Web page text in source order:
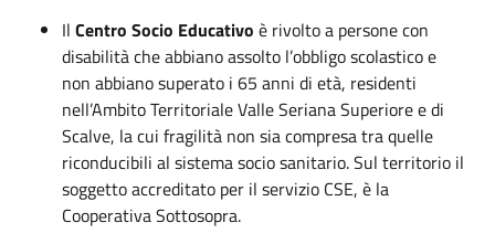
Il Centro Socio Educativo è rivolto a persone con
disabilità che abbiano assolto l’obbligo scolastico e
non abbiano superato i 65 anni di età, residenti
nell’Ambito Territoriale Valle Seriana Superiore e di
Scalve, la cui fragilità non sia compresa tra quelle
riconducibili al sistema socio sanitario. Sul territorio il
soggetto accreditato per il servizio CSE, è la
Cooperativa Sottosopra.